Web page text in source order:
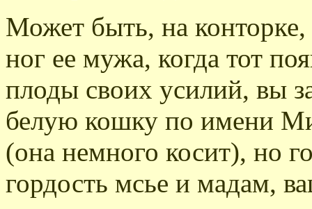
Может быть, на
ног ее мужа, когда тот
плоды своих усилий, вы
белую кошку по имени
(она немного косит), но
гордость мсье и мадам,